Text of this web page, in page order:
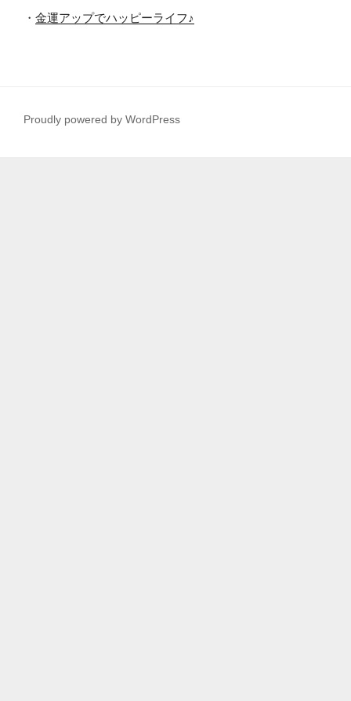
・ 金運アップでハッピーライフ♪
Proudly powered by WordPress